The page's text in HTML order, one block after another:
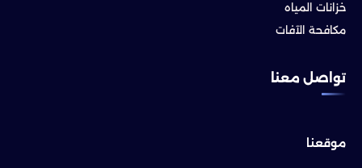
خزانات المياه
مكافحة الآفات
تواصل معنا
موقعنا